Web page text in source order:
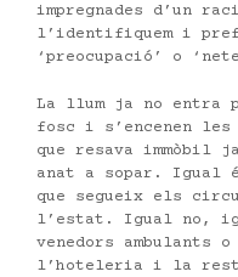
impregnades d’un
l’identifiquem i
‘preocupació’ o
La llum ja no entra
fosc i s’encenen
que resava immòbil
anat a sopar. Igual
que segueix els
l’estat. Igual no,
venedors ambulants
l’hoteleria i la